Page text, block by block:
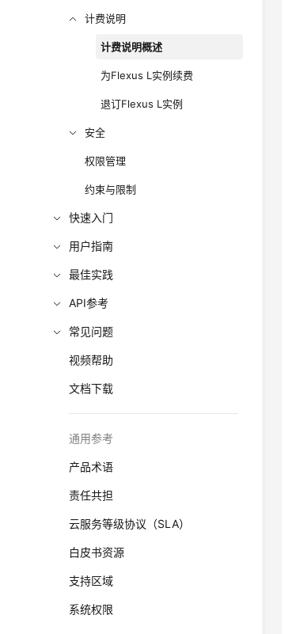
计费说明
计费说明概述
为Flexus L实例续费
退订Flexus L实例
安全
权限管理
约束与限制
快速入门
用户指南
最佳实践
API参考
常见问题
视频帮助
文档下载
通用参考
产品术语
责任共担
云服务等级协议（SLA）
白皮书资源
支持区域
系统权限